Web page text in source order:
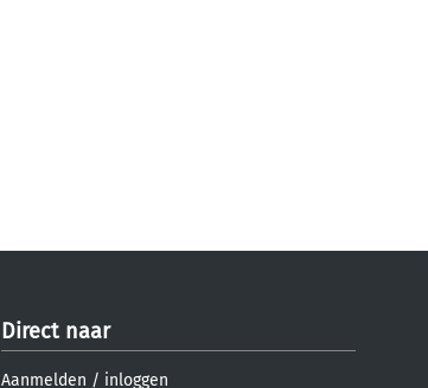
Direct naar
Aanmelden / inloggen